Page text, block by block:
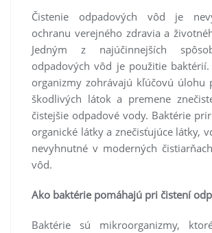
Čistenie odpadových vôd je
ochranu verejného zdravia a
Jedným z najúčinnejších
odpadových vôd je použitie
organizmy zohrávajú kľúčovú úlohu
škodlivých látok a premene
čistejšie odpadové vody. Baktérie
organické látky a znečisťujúce látky,
nevyhnutné v moderných
vôd.
Ako baktérie pomáhajú pri čistení
Baktérie sú mikroorganizmy,